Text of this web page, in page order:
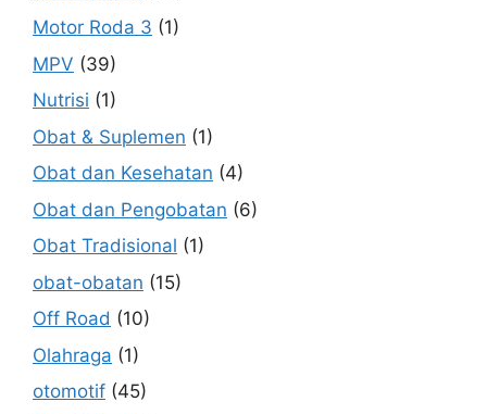
Motor Roda 3 (1)
MPV (39)
Nutrisi (1)
Obat & Suplemen (1)
Obat dan Kesehatan (4)
Obat dan Pengobatan (6)
Obat Tradisional (1)
obat-obatan (15)
Off Road (10)
Olahraga (1)
otomotif (45)